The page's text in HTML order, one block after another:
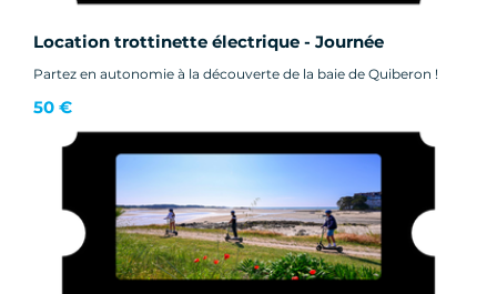
Location trottinette électrique - Journée
Partez en autonomie à la découverte de la baie de Quiberon !
50 €